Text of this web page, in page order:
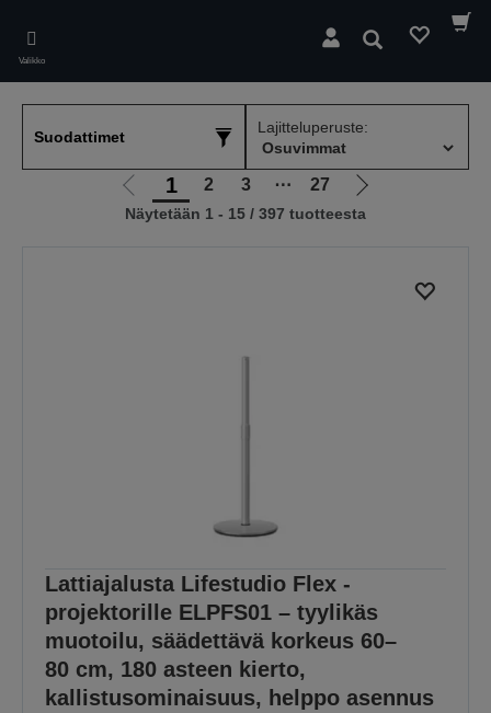
main
content
Valikko
Hae
Suodattimet
Lajitteluperuste:
Siirry
edelliselle
1 2 3 ⋯ 27
Siirry
seuraavalle
Näytetään 1 - 15 / 397 tuotteesta
Lattiajalusta Lifestudio Flex -
projektorille ELPFS01 – tyylikäs
muotoilu, säädettävä korkeus 60–
80 cm, 180 asteen kierto,
kallistusominaisuus, helppo asennus